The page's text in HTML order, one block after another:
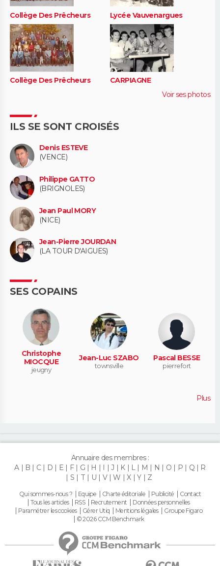
Collège Des Prêcheurs Lycée Vauvenargues
Collège Des Prêcheurs
CARPIAGNE
Voir ses photos
ILS SE SONT CROISÉS
Denis ESTEVE
(VENCE)
Philippe GATTO
(BRIGNOLES)
Jean Paul MORY
(NICE)
Jean-Pierre JOURDAN
(LA TOUR D'AIGUES)
SES COPAINS
Christophe
MIOCQUE
jeugny
Jean-Luc SZABO
townsville
Pascal BESSE
pierrefort
Plus
Annuaire des membres :
A
B C D E F G H I J K L M N O P Q
R
S
T U V W X Y Z
Qui sommes-nous ? Equipe Charte éditoriale Publicité
Contact
Tous les articles
RSS Recrutement
Données personnelles
Paramétrer les cookies
Gérer Utiq Mentions légales
Groupe Figaro
© 2026 CCM Benchmark